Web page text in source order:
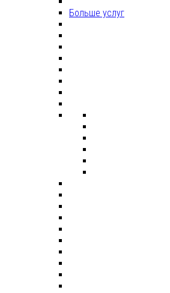
Больше услуг